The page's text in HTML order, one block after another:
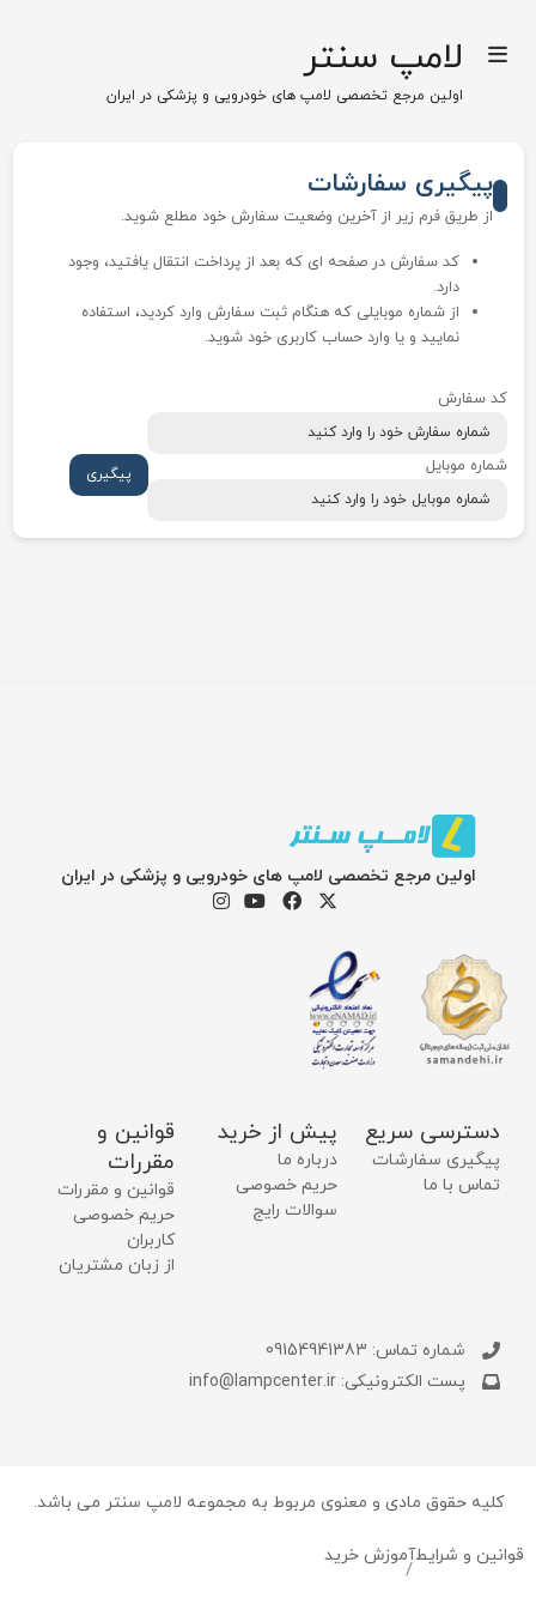
لامپ سنتر
اولین مرجع تخصصی لامپ های خودرویی و پزشکی در ایران
پیگیری سفارشات
از طریق فرم زیر از آخرین وضعیت سفارش خود مطلع شوید.
کد سفارش در صفحه ای که بعد از پرداخت انتقال یافتید، وجود
دارد.
از شماره موبایلی که هنگام ثبت سفارش وارد کردید، استفاده
نمایید و یا وارد حساب کاربری خود شوید.
کد سفارش
شماره موبایل پیگیری
اولین مرجع تخصصی لامپ های خودرویی و پزشکی در ایران
دسترسی سریع
پیگیری سفارشات
تماس با ما
پیش از خرید
درباره ما
حریم خصوصی
سوالات رایج
قوانین و
مقررات
قوانین و مقررات
حریم خصوصی
کاربران
از زبان مشتریان
شماره تماس: 09154941383
پست الکترونیکی: info@lampcenter.ir
کلیه حقوق مادی و معنوی مربوط به مجموعه لامپ سنتر می باشد.
قوانین و شرایط
/
آموزش خرید